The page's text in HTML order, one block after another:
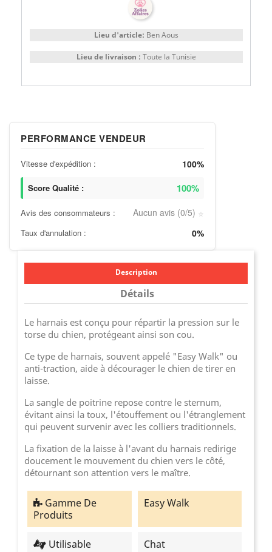
Lieu d'article: Ben Aous
Lieu de livraison : Toute la Tunisie
PERFORMANCE VENDEUR
Vitesse d'expédition : 100%
Score Qualité : 100%
Avis des consommateurs : Aucun avis (0/5) ⭐
Taux d'annulation : 0%
Description
Détails
Le harnais est conçu pour répartir la pression sur le
torse du chien, protégeant ainsi son cou.
Ce type de harnais, souvent appelé "Easy Walk" ou
anti-traction, aide à décourager le chien de tirer en
laisse.
La sangle de poitrine repose contre le sternum,
évitant ainsi la toux, l'étouffement ou l'étranglement
qui peuvent survenir avec les colliers traditionnels.
La fixation de la laisse à l'avant du harnais redirige
doucement le mouvement du chien vers le côté,
détournant son attention vers le maître.
Gamme De
Produits
Easy Walk
Utilisable Chat